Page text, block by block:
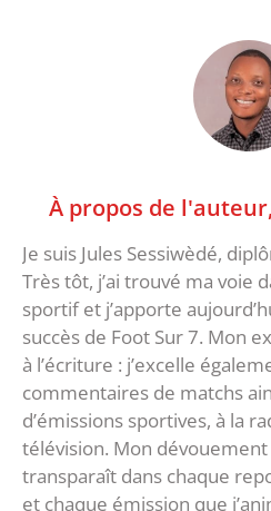
À propos de l'auteur,
Je suis Jules Sessiwèdé,
Très tôt, j’ai trouvé ma voie
sportif et j’apporte
succès de Foot Sur 7. Mon
à l’écriture : j’excelle
commentaires de matchs
d’émissions sportives, à la
télévision. Mon
transparaît dans chaque
et chaque émission que